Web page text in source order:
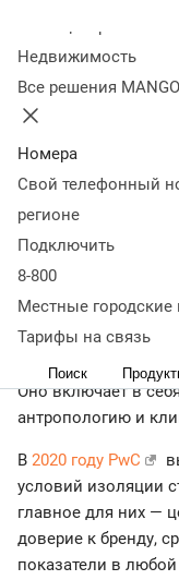
Недвижимость
Все решения
Номера
Свой телефонный
регионе
Подключить
8-800
Местные городские
Тарифы на связь
Поиск
сценариевВиды
влияющие на
формирования
потребителей
< Журнал
Что такое
покупателя с
Оно включает в
антропологию и
В 2020 году PwC
условий изоляции
главное для них —
доверие к бренду,
показатели в